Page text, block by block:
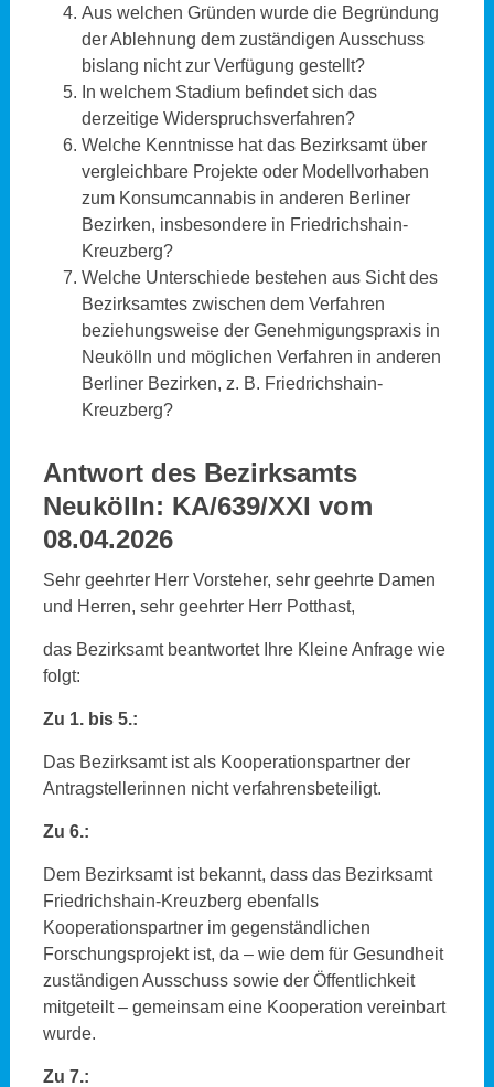
Aus welchen Gründen wurde die Begründung
der Ablehnung dem zuständigen Ausschuss
bislang nicht zur Verfügung gestellt?
In welchem Stadium befindet sich das
derzeitige Widerspruchsverfahren?
Welche Kenntnisse hat das Bezirksamt über
vergleichbare Projekte oder Modellvorhaben
zum Konsumcannabis in anderen Berliner
Bezirken, insbesondere in Friedrichshain-
Kreuzberg?
Welche Unterschiede bestehen aus Sicht des
Bezirksamtes zwischen dem Verfahren
beziehungsweise der Genehmigungspraxis in
Neukölln und möglichen Verfahren in anderen
Berliner Bezirken, z. B. Friedrichshain-
Kreuzberg?
Antwort des Bezirksamts
Neukölln: KA/639/XXI vom
08.04.2026
Sehr geehrter Herr Vorsteher, sehr geehrte Damen
und Herren, sehr geehrter Herr Potthast,
das Bezirksamt beantwortet Ihre Kleine Anfrage wie
folgt:
Zu 1. bis 5.:
Das Bezirksamt ist als Kooperationspartner der
Antragstellerinnen nicht verfahrensbeteiligt.
Zu 6.:
Dem Bezirksamt ist bekannt, dass das Bezirksamt
Friedrichshain-Kreuzberg ebenfalls
Kooperationspartner im gegenständlichen
Forschungsprojekt ist, da – wie dem für Gesundheit
zuständigen Ausschuss sowie der Öffentlichkeit
mitgeteilt – gemeinsam eine Kooperation vereinbart
wurde.
Zu 7.: